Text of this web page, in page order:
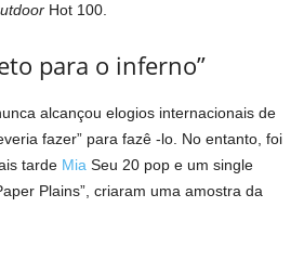
Hot 100.
para o inferno”
alcançou elogios internacionais de
fazer” para fazê -lo. No entanto, foi
tarde Mia Seu 20 pop e um single
Plains”, criaram uma amostra da